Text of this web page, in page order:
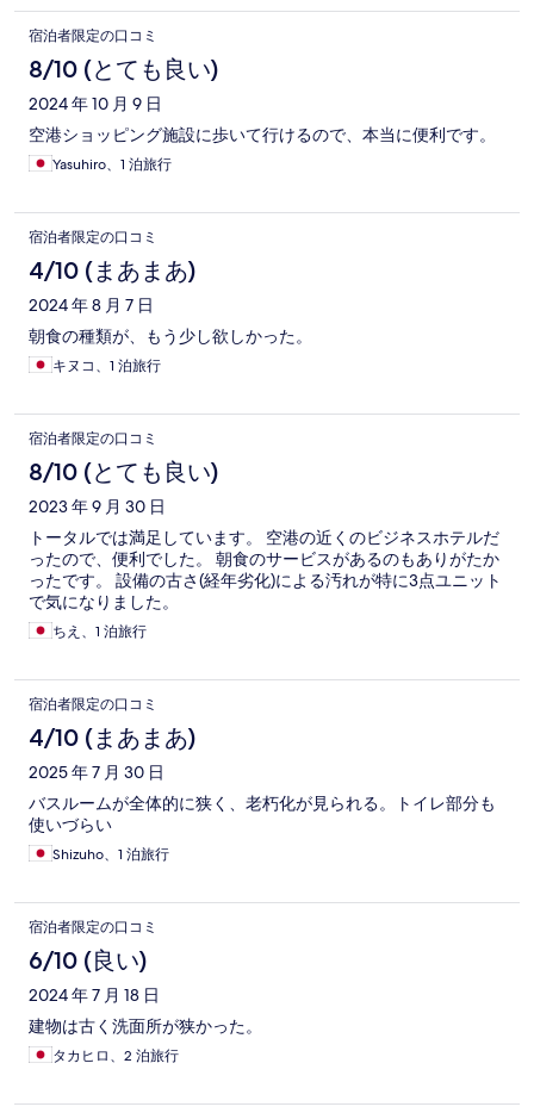
宿泊者限定の口コミ
8/10 (とても良い)
2024 年 10 月 9 日
空港ショッピング施設に歩いて行けるので、本当に便利です。
Yasuhiro、1 泊旅行
宿泊者限定の口コミ
4/10 (まあまあ)
2024 年 8 月 7 日
朝食の種類が、もう少し欲しかった。
キヌコ、1 泊旅行
宿泊者限定の口コミ
8/10 (とても良い)
2023 年 9 月 30 日
トータルでは満足しています。 空港の近くのビジネスホテルだ
ったので、便利でした。 朝食のサービスがあるのもありがたか
ったです。 設備の古さ(経年劣化)による汚れが特に3点ユニット
で気になりました。
ちえ、1 泊旅行
宿泊者限定の口コミ
4/10 (まあまあ)
2025 年 7 月 30 日
バスルームが全体的に狭く、老朽化が見られる。トイレ部分も
使いづらい
Shizuho、1 泊旅行
宿泊者限定の口コミ
6/10 (良い)
2024 年 7 月 18 日
建物は古く洗面所が狭かった。
タカヒロ、2 泊旅行